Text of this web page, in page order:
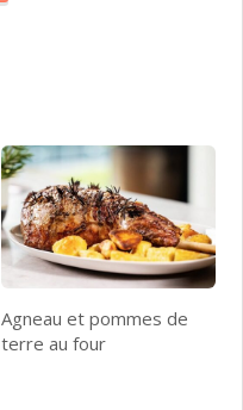
Agneau et pommes de
terre au four